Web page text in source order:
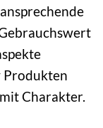
Produkten
Charakter.